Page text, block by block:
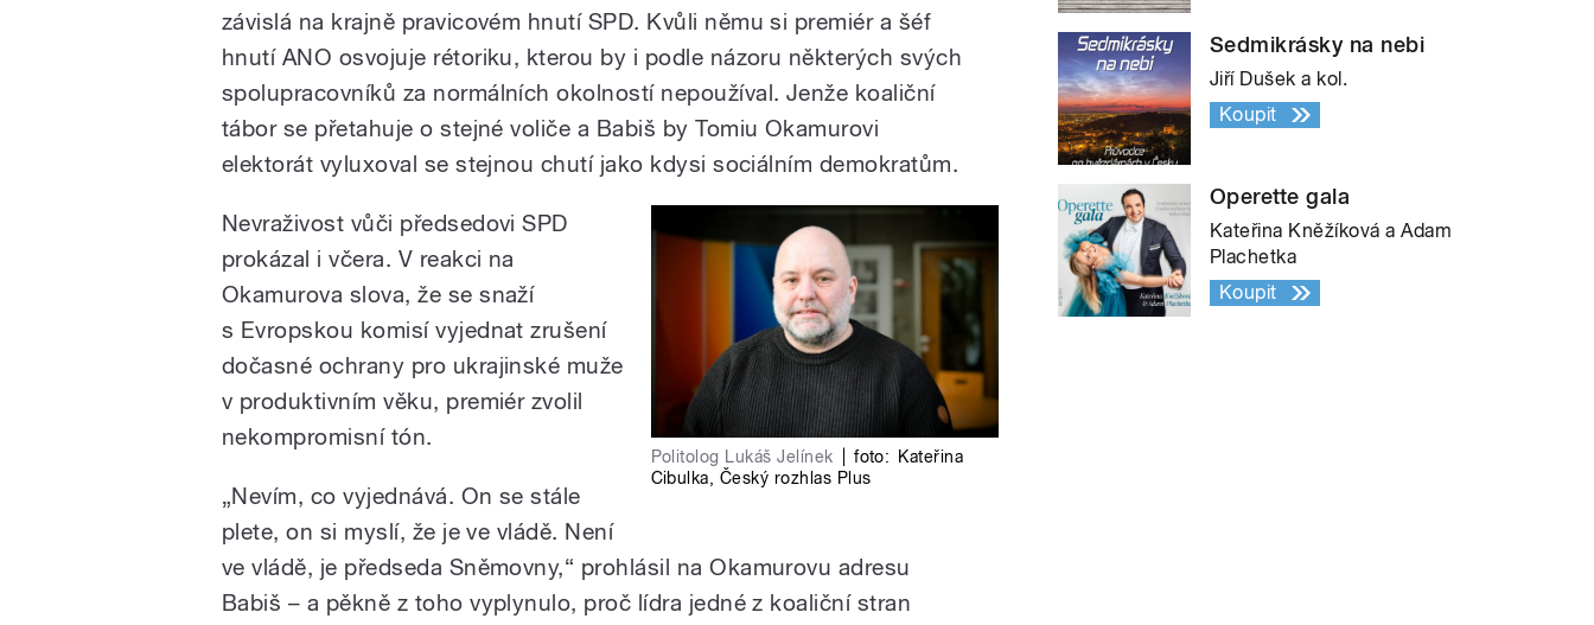
závislá na krajně pravicovém hnutí SPD. Kvůli němu si premiér a šéf
hnutí ANO osvojuje rétoriku, kterou by i podle názoru některých svých
spolupracovníků za normálních okolností nepoužíval. Jenže koaliční
tábor se přetahuje o stejné voliče a Babiš by Tomiu Okamurovi
elektorát vyluxoval se stejnou chutí jako kdysi sociálním demokratům.
Politolog Lukáš Jelínek foto:
Kateřina
Cibulka, Český rozhlas Plus
Nevraživost vůči předsedovi SPD
prokázal i včera. V reakci na
Okamurova slova, že se snaží
s Evropskou komisí vyjednat zrušení
dočasné ochrany pro ukrajinské muže
v produktivním věku, premiér zvolil
nekompromisní tón.
„Nevím, co vyjednává. On se stále
plete, on si myslí, že je ve vládě. Není
ve vládě, je předseda Sněmovny,“ prohlásil na Okamurovu adresu
Babiš – a pěkně z toho vyplynulo, proč lídra jedné z koaliční stran
Sedmikrásky na nebi
Jiří Dušek a kol.
Koupit
Operette gala
Kateřina Kněžíková a Adam
Plachetka
Koupit